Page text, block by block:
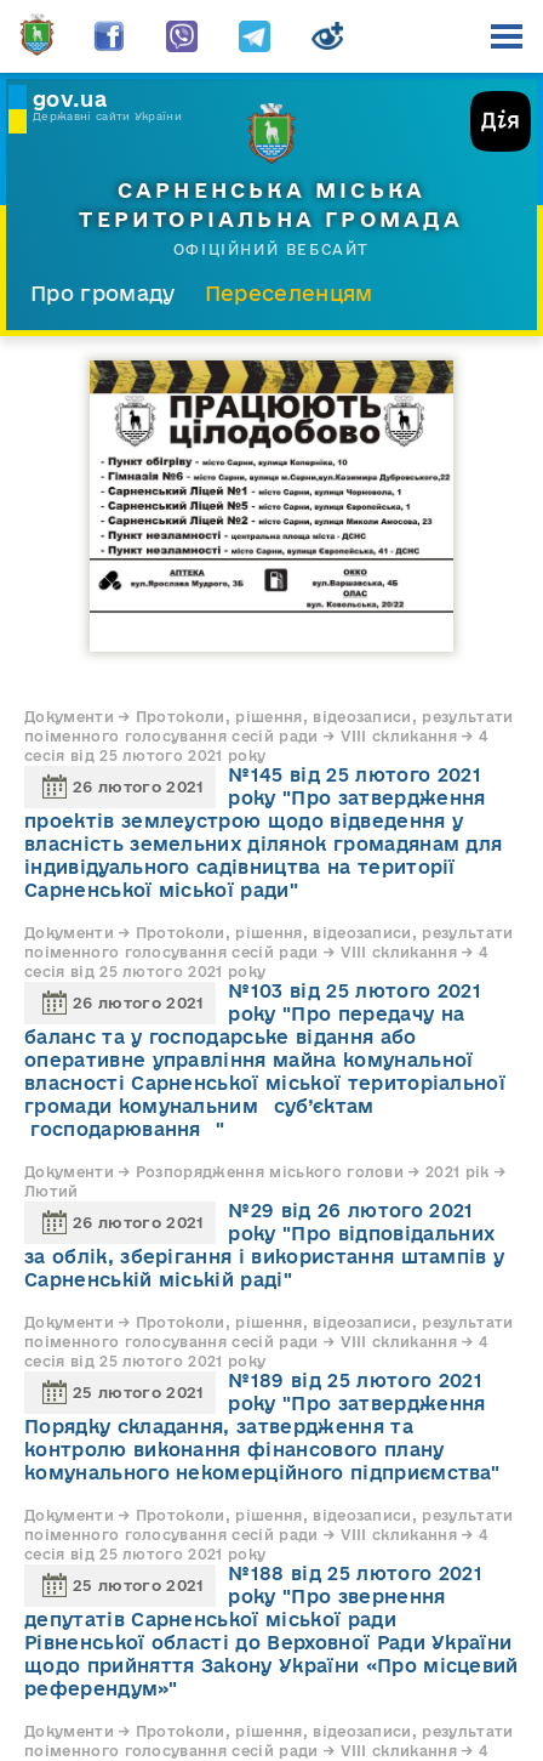
gov.ua
Державні сайти України
САРНЕНСЬКА МІСЬКА
ТЕРИТОРІАЛЬНА ГРОМАДА
ОФІЦІЙНИЙ ВЕБСАЙТ
Про громаду
Переселенцям
Прес-центр
Документи → Протоколи, рішення, відеозаписи, результати
поіменного голосування сесій ради → VIII скликання → 4
сесія від 25 лютого 2021 року
26 лютого 2021
№145 від 25 лютого 2021
року "Про затвердження
проектів землеустрою щодо відведення у
власність земельних ділянок громадянам для
індивідуального садівництва на території
Сарненської міської ради"
Документи → Протоколи, рішення, відеозаписи, результати
поіменного голосування сесій ради → VIII скликання → 4
сесія від 25 лютого 2021 року
26 лютого 2021
№103 від 25 лютого 2021
року "Про передачу на
баланс та у господарське відання або
оперативне управління майна комунальної
власності Сарненської міської територіальної
громади комунальним суб’єктам
господарювання "
Документи → Розпорядження міського голови → 2021 рік →
Лютий
26 лютого 2021
№29 від 26 лютого 2021
року "Про відповідальних
за облік, зберігання і використання штампів у
Сарненській міській раді"
Документи → Протоколи, рішення, відеозаписи, результати
поіменного голосування сесій ради → VIII скликання → 4
сесія від 25 лютого 2021 року
25 лютого 2021
№189 від 25 лютого 2021
року "Про затвердження
Порядку складання, затвердження та
контролю виконання фінансового плану
комунального некомерційного підприємства"
Документи → Протоколи, рішення, відеозаписи, результати
поіменного голосування сесій ради → VIII скликання → 4
сесія від 25 лютого 2021 року
25 лютого 2021
№188 від 25 лютого 2021
року "Про звернення
депутатів Сарненської міської ради
Рівненської області до Верховної Ради України
щодо прийняття Закону України «Про місцевий
референдум»"
Документи → Протоколи, рішення, відеозаписи, результати
поіменного голосування сесій ради → VIII скликання → 4